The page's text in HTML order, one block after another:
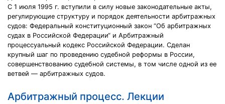
С 1 июля 1995 г. вступили в силу новые законодательные акты,
регулирующие структуру и порядок деятельности арбитражных
судов: Федеральный конституционный закон “Об арбитражных
судах в Российской Федерации“ и Арбитражный
процессуальный кодекс Российской Федерации. Сделан
крупный шаг по проведению судебной реформы в России,
совершенствованию судебной системы, в том числе одной из ее
ветвей — арбитражных судов.
Арбитражный процесс. Лекции